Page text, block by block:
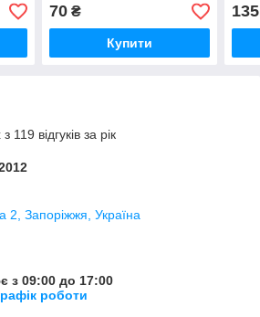
70₴
Купити
135
119 відгуків за рік
2, Запоріжжя, Україна
з 09:00 до 17:00
роботи